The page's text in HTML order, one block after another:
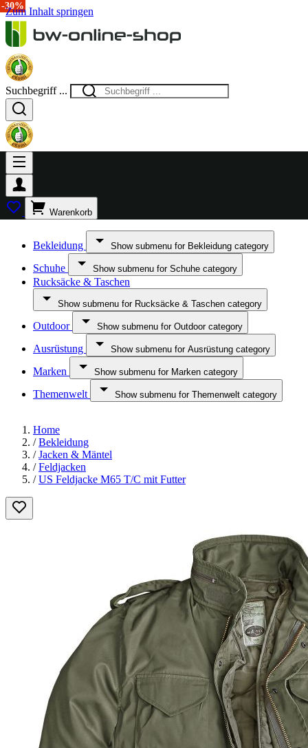
Zum Inhalt springen
Suchbegriff ...
Warenkorb
Bekleidung Show submenu for Bekleidung category
Schuhe Show submenu for Schuhe category
Rucksäcke & Taschen
Show submenu for Rucksäcke & Taschen category
Outdoor Show submenu for Outdoor category
Ausrüstung Show submenu for Ausrüstung category
Marken Show submenu for Marken category
Themenwelt Show submenu for Themenwelt category
Home
/ Bekleidung
/ Jacken & Mäntel
/ Feldjacken
/ US Feldjacke M65 T/C mit Futter
-15%
-25%
-20%
-14%
-30%